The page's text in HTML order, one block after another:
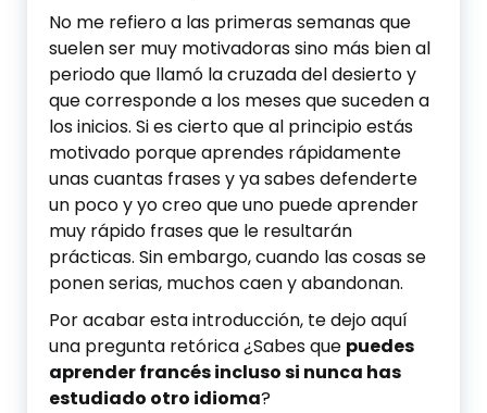
No me refiero a las primeras semanas que
suelen ser muy motivadoras sino más bien al
periodo que llamó la cruzada del desierto y
que corresponde a los meses que suceden a
los inicios. Si es cierto que al principio estás
motivado porque aprendes rápidamente
unas cuantas frases y ya sabes defenderte
un poco y yo creo que uno puede aprender
muy rápido frases que le resultarán
prácticas. Sin embargo, cuando las cosas se
ponen serias, muchos caen y abandonan.
Por acabar esta introducción, te dejo aquí
una pregunta retórica ¿Sabes que puedes
aprender francés incluso si nunca has
estudiado otro idioma?